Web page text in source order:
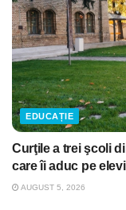
EDUCAȚIE
Curţile a trei şcoli
care îi aduc pe
AUGUST 5, 2026